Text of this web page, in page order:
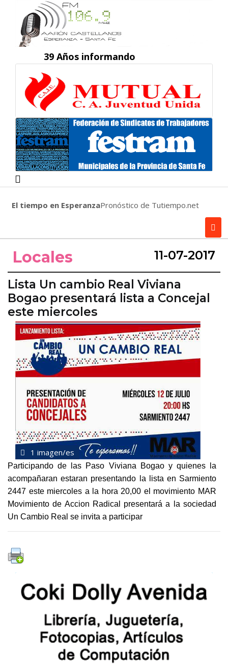
39 Años informando
El tiempo en EsperanzaPronóstico de Tutiempo.net
Locales 11-07-2017
Lista Un cambio Real Viviana
Bogao presentará lista a Concejal
este miercoles
1 imagen/es
Participando de las Paso Viviana Bogao y quienes la
acompañaran estaran presentando la lista en Sarmiento
2447 este miercoles a la hora 20,00 el movimiento MAR
Movimiento de Accion Radical presentará a la sociedad
Un Cambio Real se invita a participar